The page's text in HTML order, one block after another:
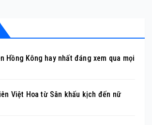
Hồng Kông hay nhất đáng xem qua mọi
Việt Hoa từ Sân khấu kịch đến nữ